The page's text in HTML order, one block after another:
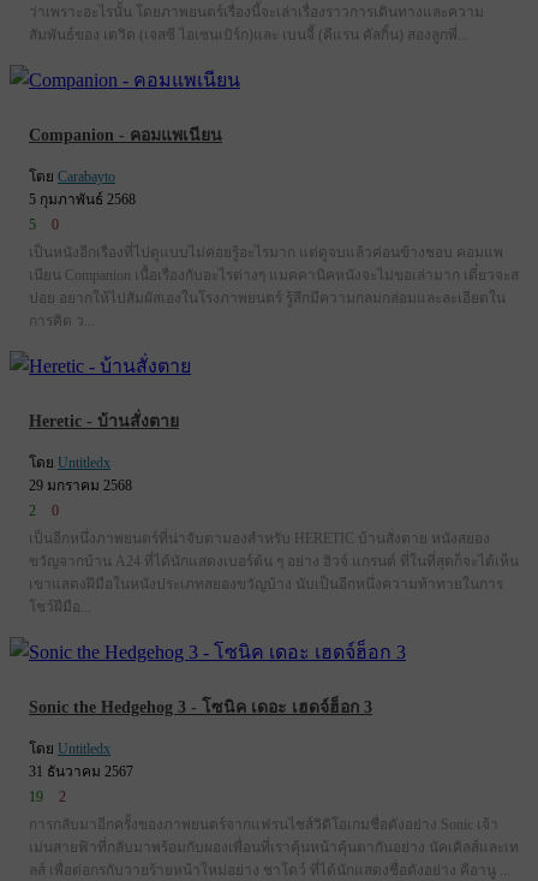
ว่าเพราะอะไรนั้น โดยภาพยนตร์เรื่องนี้จะเล่าเรื่องราวการเดินทางและความ
สัมพันธ์ของ เดวิด (เจสซี ไอเซนเบิร์ก)และ เบนจี้ (คีแรน คัลกิ้น) สองลูกพี่...
Companion - คอมแพเนียน
โดย Carabayto
5 กุมภาพันธ์ 2568
5
0
เป็นหนังอีกเรืองที่ไปดูแบบไม่ค่อยรู้อะไรมาก แต่ดูจบแล้วค่อนข้างชอบ คอมแพ
เนียน Companion เนื้อเรื่องกับอะไรต่างๆ แมคคานิคหนังจะไม่ขอเล่ามาก เดี๋ยวจะส
ปอย อยากให้ไปสัมผัสเองในโรงภาพยนตร์ รู้สึกมีความกลมกล่อมและละเอียดใน
การคิด ว...
Heretic - บ้านสั่งตาย
โดย Untitledx
29 มกราคม 2568
2
0
เป็นอีกหนึ่งภาพยนตร์ที่น่าจับตามองสำหรับ HERETIC บ้านสั่งตาย หนังสยอง
ขวัญจากบ้าน A24 ที่ได้นักแสดงเบอร์ต้น ๆ อย่าง ฮิวจ์ แกรนต์ ที่ในที่สุดก็จะได้เห็น
เขาแสดงฝีมือในหนังประเภทสยองขวัญบ้าง นับเป็นอีกหนึ่งความท้าทายในการ
โชว์ฝีมือ...
Sonic the Hedgehog 3 - โซนิค เดอะ เฮดจ์ฮ็อก 3
โดย Untitledx
31 ธันวาคม 2567
19
2
การกลับมาอีกครั้งของภาพยนตร์จากแฟรนไชส์วิดิโอเกมชื่อดังอย่าง Sonic เจ้า
เม่นสายฟ้าที่กลับมาพร้อมกับผองเพื่อนที่เราคุ้นหน้าคุ้นตากันอย่าง นัคเคิลส์และเท
ลส์ เพื่อต่อกรกับวายร้ายหน้าใหม่อย่าง ชาโดว์ ที่ได้นักแสดงชื่อดังอย่าง คีอานู ...